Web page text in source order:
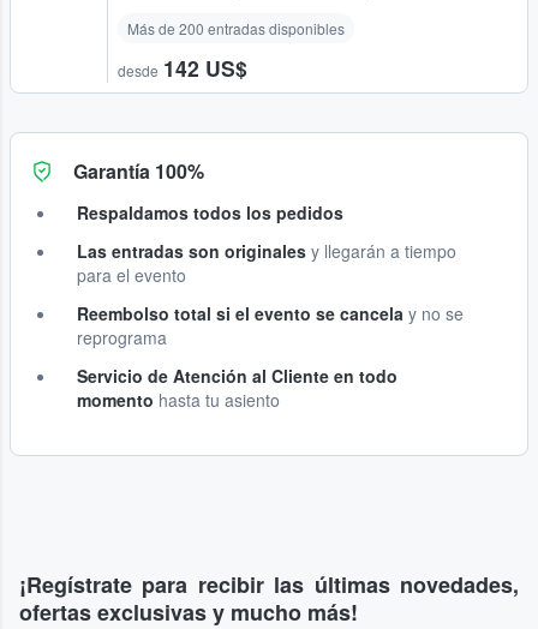
Más de 200 entradas disponibles
desde 142 US$
Garantía 100%
Respaldamos todos los pedidos
Las entradas son originales y llegarán a tiempo
para el evento
Reembolso total si el evento se cancela y no se
reprograma
Servicio de Atención al Cliente en todo
momento hasta tu asiento
¡Regístrate para recibir las últimas novedades,
ofertas exclusivas y mucho más!